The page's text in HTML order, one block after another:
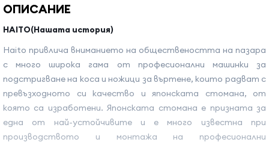
ОПИСАНИЕ
HAITO(Нашата история)
Haito привлича вниманието на обществеността на пазара
с много широка гама от професионални машинки за
подстригване на коса и ножици за въртене, които радват с
превъзходното си качество и японската стомана, от
която са изработени. Японската стомана е призната за
една от най-устойчивите и е много известна при
производството и монтажа на професионални